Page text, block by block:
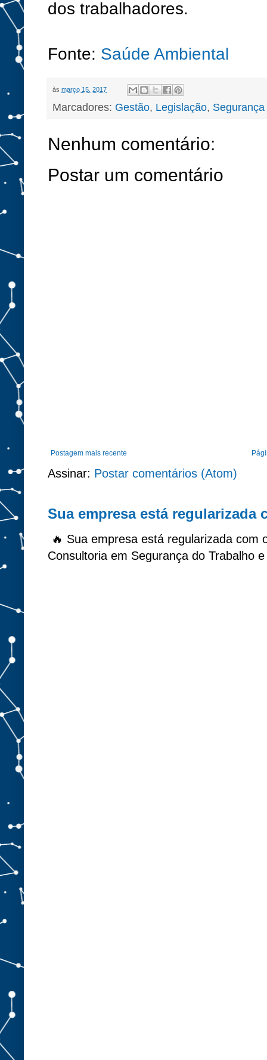
dos trabalhadores.
Fonte: Saúde Ambiental
às março 15, 2017
Marcadores: Gestão, Legislação,
Nenhum comentário:
Postar um comentário
Postagem mais recente
Assinar: Postar comentários (Atom)
Sua empresa está regularizada
🔥 Sua empresa está regularizada com
Consultoria em Segurança do Trabalho